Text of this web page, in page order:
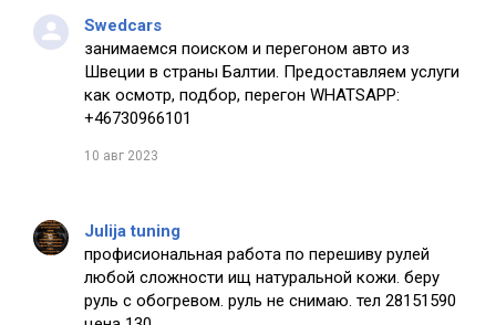
Swedcars
занимаемся поиском и перегоном авто из
Швеции в страны Балтии. Предоставляем услуги
как осмотр, подбор, перегон WHATSAPP:
+46730966101
10 авг 2023
Julija tuning
профисиональная работа по перешиву рулей
любой сложности ищ натуральной кожи. беру
руль с обогревом. руль не снимаю. тел 28151590